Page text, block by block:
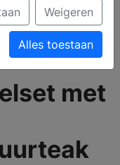
met
Weigeren
Alles toestaan